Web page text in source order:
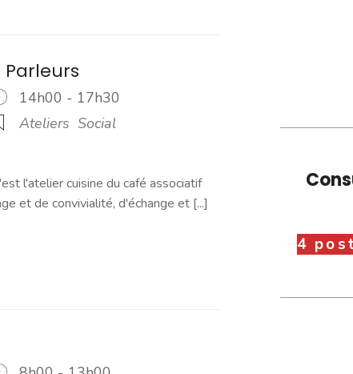
14h00 - 17h30
Ateliers Social
l'atelier cuisine du café associatif
et de convivialité, d'échange et [...]
4